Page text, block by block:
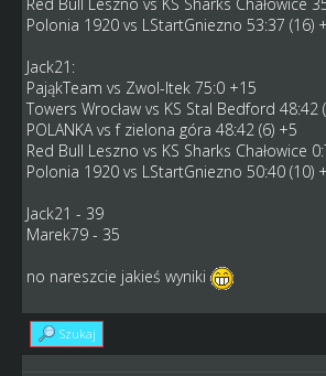
Polonia 1920 vs LStartGniezno 53:37 (16)
Jack21:
PająkTeam vs Zwol-Itek 75:0 +15
Towers Wrocław vs KS Stal Bedford 48:42
POLANKA vs f zielona góra 48:42 (6) +5
Red Bull Leszno vs KS Sharks Chałowice
Polonia 1920 vs LStartGniezno 50:40 (10)
Jack21 - 39
Marek79 - 35
no nareszcie jakieś wyniki
Szukaj